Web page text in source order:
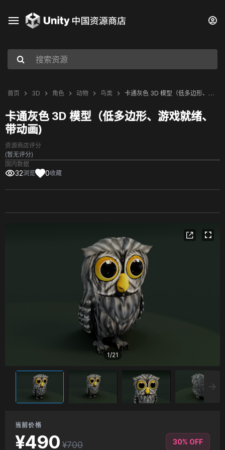
首页 3D 角色 动物 鸟类 卡通灰色 3D 模型（低多边形、游戏就绪、带动画)
卡通灰色 3D 模型（低多边形、游戏就绪、
带动画)
资源商店评分
(暂无评分)
国内数据
32浏览 0收藏
1/21
当前价格
¥490 ¥700 30% OFF